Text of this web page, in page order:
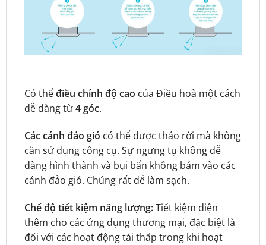
Có thểđiều chỉnh độ cao của Điều hoà một cách
dễ dàng từ4 góc.
Các cánh đảo gió có thể được tháo rời mà không
cần sử dụng công cụ. Sự ngưng tụ không dễ
dàng hình thành và bụi bẩn không bám vào các
cánh đảo gió. Chúng rất dễ làm sạch.
Chế độ tiết kiệm năng lượng:Tiết kiệm điện
thêm cho các ứng dụng thương mại, đặc biệt là
đối với các hoạt động tải thấp trong khi hoạt